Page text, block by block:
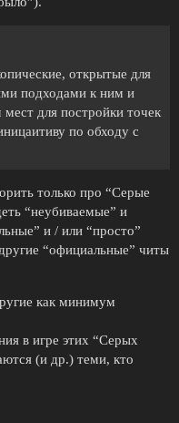
открытые для
подходами к ним и
для постройки точек
по обходу с
только про “Серые
“неубиваемые” и
и / или “просто”
“официальные” читы
как минимум
в игре этих “Серых
(и др.) теми, кто